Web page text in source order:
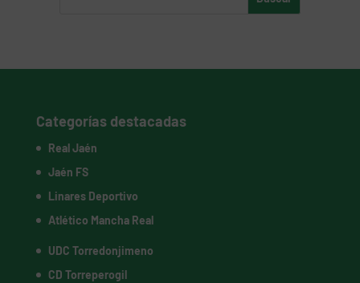
Categorías destacadas
Real Jaén
Jaén FS
Linares Deportivo
Atlético Mancha Real
UDC Torredonjimeno
CD Torreperogil